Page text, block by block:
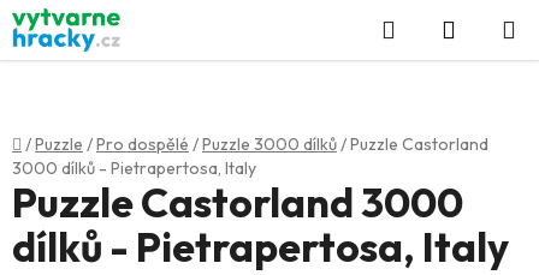
Přejít
na
obsah
Hledat
KOŠÍK
Domů
/Puzzle /Pro dospělé /Puzzle 3000 dílků/Puzzle Castorland
3000 dílků - Pietrapertosa, Italy
Puzzle Castorland 3000
dílků - Pietrapertosa, Italy